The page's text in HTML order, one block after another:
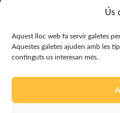
Ús
Aquest lloc web fa servir galetes
Aquestes galetes ajuden amb les
continguts us interesan més..